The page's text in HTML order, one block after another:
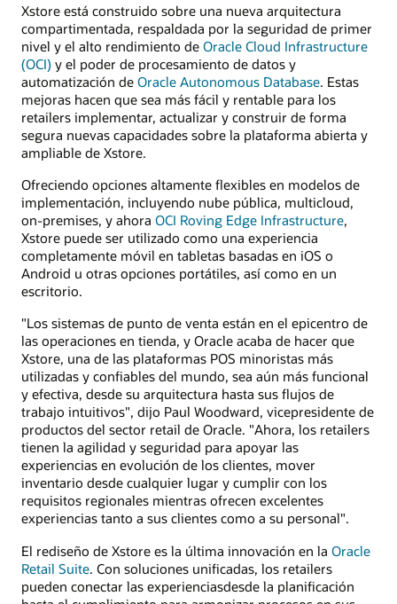
Xstore está construido sobre una nueva arquitectura
compartimentada, respaldada por la seguridad de primer
nivel y el alto rendimiento de Oracle Cloud Infrastructure
(OCI) y el poder de procesamiento de datos y
automatización de Oracle Autonomous Database. Estas
mejoras hacen que sea más fácil y rentable para los
retailers implementar, actualizar y construir de forma
segura nuevas capacidades sobre la plataforma abierta y
ampliable de Xstore.
Ofreciendo opciones altamente flexibles en modelos de
implementación, incluyendo nube pública, multicloud,
on-premises, y ahora OCI Roving Edge Infrastructure,
Xstore puede ser utilizado como una experiencia
completamente móvil en tabletas basadas en iOS o
Android u otras opciones portátiles, así como en un
escritorio.
"Los sistemas de punto de venta están en el epicentro de
las operaciones en tienda, y Oracle acaba de hacer que
Xstore, una de las plataformas POS minoristas más
utilizadas y confiables del mundo, sea aún más funcional
y efectiva, desde su arquitectura hasta sus flujos de
trabajo intuitivos", dijo Paul Woodward, vicepresidente de
productos del sector retail de Oracle. "Ahora, los retailers
tienen la agilidad y seguridad para apoyar las
experiencias en evolución de los clientes, mover
inventario desde cualquier lugar y cumplir con los
requisitos regionales mientras ofrecen excelentes
experiencias tanto a sus clientes como a su personal".
El rediseño de Xstore es la última innovación en la Oracle
Retail Suite. Con soluciones unificadas, los retailers
pueden conectar las experienciasdesde la planificación